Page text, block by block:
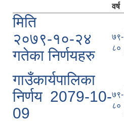
वर्ष
मिति
२०७९-१०-२४
गतेका निर्णयहरु
७९-
८०
गाउँकार्यपालिका
निर्णय 2079-10-
09
७९-
८०